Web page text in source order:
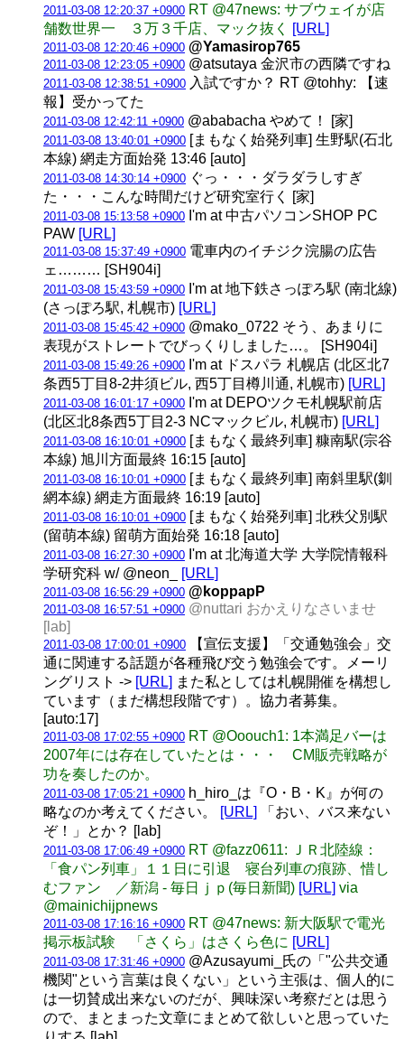
2011-03-08 12:20:37 +0900 RT @47news: サブウェイが店
舗数世界一 ３万３千店、マック抜く
[URL]
2011-03-08 12:20:46 +0900 @Yamasirop765
2011-03-08 12:23:05 +0900 @atsutaya 金沢市の西隣ですね
2011-03-08 12:38:51 +0900 入試ですか？ RT @tohhy: 【速
報】受かってた
2011-03-08 12:42:11 +0900 @ababacha やめて！ [家]
2011-03-08 13:40:01 +0900 [まもなく始発列車] 生野駅(石北
本線) 網走方面始発 13:46 [auto]
2011-03-08 14:30:14 +0900 ぐっ・・・ダラダラしすぎ
た・・・こんな時間だけど研究室行く [家]
2011-03-08 15:13:58 +0900 I'm at 中古パソコンSHOP PC
PAW [URL]
2011-03-08 15:37:49 +0900 電車内のイチジク浣腸の広告
ェ……… [SH904i]
2011-03-08 15:43:59 +0900 I'm at 地下鉄さっぽろ駅 (南北線)
(さっぽろ駅, 札幌市) [URL]
2011-03-08 15:45:42 +0900 @mako_0722 そう、あまりに
表現がストレートでびっくりしました…。 [SH904i]
2011-03-08 15:49:26 +0900 I'm at ドスパラ 札幌店 (北区北7
条西5丁目8-2井須ビル, 西5丁目樽川通, 札幌市) [URL]
2011-03-08 16:01:17 +0900 I'm at DEPOツクモ札幌駅前店
(北区北8条西5丁目2-3 NCマックビル, 札幌市) [URL]
2011-03-08 16:10:01 +0900 [まもなく最終列車] 糠南駅(宗谷
本線) 旭川方面最終 16:15 [auto]
2011-03-08 16:10:01 +0900 [まもなく最終列車] 南斜里駅(釧
網本線) 網走方面最終 16:19 [auto]
2011-03-08 16:10:01 +0900 [まもなく始発列車] 北秩父別駅
(留萌本線) 留萌方面始発 16:18 [auto]
2011-03-08 16:27:30 +0900 I'm at 北海道大学 大学院情報科
学研究科 w/ @neon_
[URL]
2011-03-08 16:56:29 +0900 @koppapP
2011-03-08 16:57:51 +0900 @nuttari おかえりなさいませ
[lab]
2011-03-08 17:00:01 +0900 【宣伝支援】「交通勉強会」交
通に関連する話題が各種飛び交う勉強会です。メーリ
ングリスト -> [URL] また私としては札幌開催を構想し
ています（まだ構想段階です）。協力者募集。
[auto:17]
2011-03-08 17:02:55 +0900 RT @Ooouch1: 1本満足バーは
2007年には存在していたとは・・・ CM販売戦略が
功を奏したのか。
2011-03-08 17:05:21 +0900 h_hiro_は『O・B・K』が何の
略なのか考えてください。
[URL]
「おい、バス来ない
ぞ！」とか？ [lab]
2011-03-08 17:06:49 +0900 RT @fazz0611: ＪＲ北陸線：
「食パン列車」１１日に引退 寝台列車の痕跡、惜し
むファン ／新潟 - 毎日ｊｐ(毎日新聞) [URL] via
@mainichijpnews
2011-03-08 17:16:16 +0900 RT @47news: 新大阪駅で電光
掲示板試験 「さくら」はさくら色に [URL]
2011-03-08 17:31:46 +0900 @Azusayumi_氏の「"公共交通
機関"という言葉は良くない」という主張は、個人的に
は一切賛成出来ないのだが、興味深い考察だとは思う
ので、まとまった文章にまとめて欲しいと思っていた